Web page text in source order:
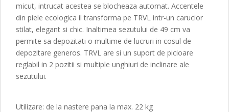
micut, intrucat acestea se blocheaza automat. Accentele
din piele ecologica il transforma pe TRVL intr-un carucior
stilat, elegant si chic. Inaltimea sezutului de 49 cm va
permite sa depozitati o multime de lucruri in cosul de
depozitare generos. TRVL are si un suport de picioare
reglabil in 2 pozitii si multiple unghiuri de inclinare ale
sezutului.
Utilizare: de la nastere pana la max. 22 kg